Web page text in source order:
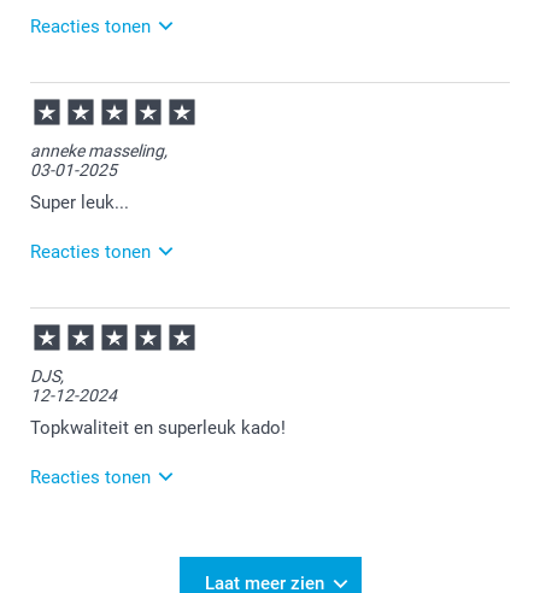
Reacties tonen
09-12-2025
16:13
Bedankt voor je review. Als we het goed begrijpen
ben je niet geheel tevreden over je ontvangen
bestelling? Je mag altijd onze klantenservice een
mailtje sturen met een foto van hoe je het product
anneke masseling,
03-01-2025
Super leuk...
Reacties tonen
06-01-2025
12:12
Bedankt voor je feedback. Fijn dat je het memo spel
DJS,
12-12-2024
Topkwaliteit en superleuk kado!
Reacties tonen
Bedankt voor je reactie.
Laat meer zien